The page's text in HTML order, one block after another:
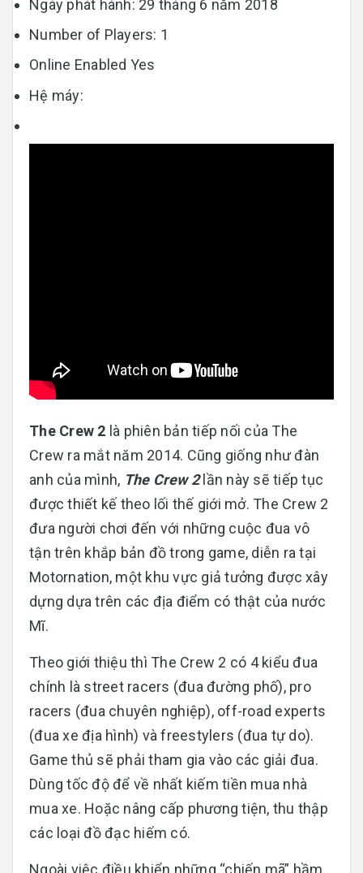
Ngày phát hành: 29 tháng 6 năm 2018
Number of Players: 1
Online Enabled Yes
Hệ máy:
The Crew 2 là phiên bản tiếp nối của The
Crew ra mắt năm 2014. Cũng giống như đàn
anh của mình, The Crew 2lần này sẽ tiếp tục
được thiết kế theo lối thế giới mở. The Crew 2
đưa người chơi đến với những cuộc đua vô
tận trên khắp bản đồ trong game, diễn ra tại
Motornation, một khu vực giả tưởng được xây
dựng dựa trên các địa điểm có thật của nước
Mĩ.
Theo giới thiệu thì The Crew 2 có 4 kiểu đua
chính là street racers (đua đường phố), pro
racers (đua chuyên nghiệp), off-road experts
(đua xe địa hình) và freestylers (đua tự do).
Game thủ sẽ phải tham gia vào các giải đua.
Dùng tốc độ để về nhất kiếm tiền mua nhà
mua xe. Hoặc nâng cấp phương tiện, thu thập
các loại đồ đạc hiếm có.
Ngoài việc điều khiển những “chiến mã” hầm